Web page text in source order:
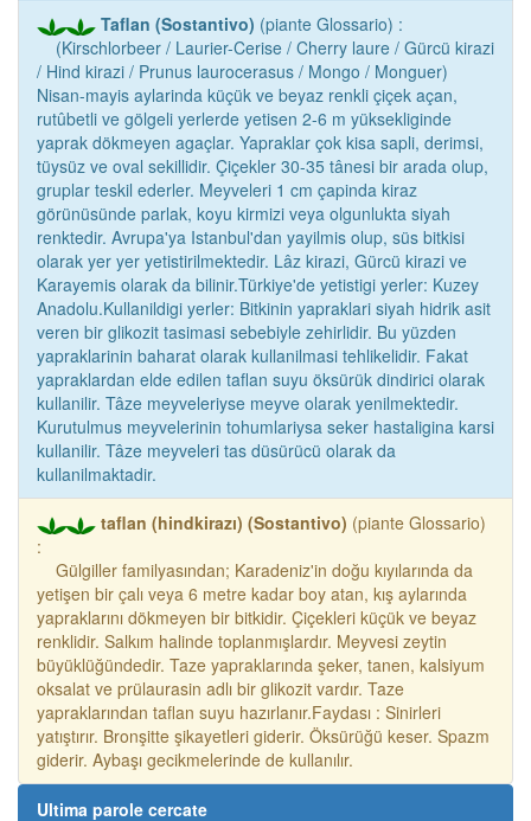
Taflan (Sostantivo) (piante Glossario) :
(Kirschlorbeer / Laurier-Cerise / Cherry laure / Gürcü kirazi
/ Hind kirazi / Prunus laurocerasus / Mongo / Monguer)
Nisan-mayis aylarinda küçük ve beyaz renkli çiçek açan,
rutûbetli ve gölgeli yerlerde yetisen 2-6 m yüksekliginde
yaprak dökmeyen agaçlar. Yapraklar çok kisa sapli, derimsi,
tüysüz ve oval sekillidir. Çiçekler 30-35 tânesi bir arada olup,
gruplar teskil ederler. Meyveleri 1 cm çapinda kiraz
görünüsünde parlak, koyu kirmizi veya olgunlukta siyah
renktedir. Avrupa'ya Istanbul'dan yayilmis olup, süs bitkisi
olarak yer yer yetistirilmektedir. Lâz kirazi, Gürcü kirazi ve
Karayemis olarak da bilinir.Türkiye'de yetistigi yerler: Kuzey
Anadolu.Kullanildigi yerler: Bitkinin yapraklari siyah hidrik asit
veren bir glikozit tasimasi sebebiyle zehirlidir. Bu yüzden
yapraklarinin baharat olarak kullanilmasi tehlikelidir. Fakat
yapraklardan elde edilen taflan suyu öksürük dindirici olarak
kullanilir. Tâze meyveleriyse meyve olarak yenilmektedir.
Kurutulmus meyvelerinin tohumlariysa seker hastaligina karsi
kullanilir. Tâze meyveleri tas düsürücü olarak da
kullanilmaktadir.
taflan (hindkirazı) (Sostantivo) (piante Glossario)
:
Gülgiller familyasından; Karadeniz'in doğu kıyılarında da
yetişen bir çalı veya 6 metre kadar boy atan, kış aylarında
yapraklarını dökmeyen bir bitkidir. Çiçekleri küçük ve beyaz
renklidir. Salkım halinde toplanmışlardır. Meyvesi zeytin
büyüklüğündedir. Taze yapraklarında şeker, tanen, kalsiyum
oksalat ve prülaurasin adlı bir glikozit vardır. Taze
yapraklarından taflan suyu hazırlanır.Faydası : Sinirleri
yatıştırır. Bronşitte şikayetleri giderir. Öksürüğü keser. Spazm
giderir. Aybaşı gecikmelerinde de kullanılır.
Ultima parole cercate